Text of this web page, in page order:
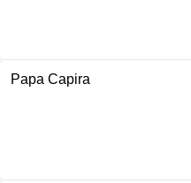
Papa Capira